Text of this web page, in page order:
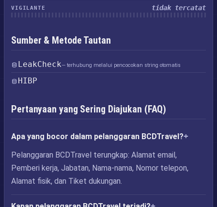
VIGILANTE tidak tercatat
Sumber & Metode Tautan
LeakCheck— terhubung melalui pencocokan string otomatis
HIBP
Pertanyaan yang Sering Diajukan (FAQ)
Apa yang bocor dalam pelanggaran BCDTravel?
Pelanggaran BCDTravel terungkap: Alamat email,
Pemberi kerja, Jabatan, Nama-nama, Nomor telepon,
Alamat fisik, dan Tiket dukungan.